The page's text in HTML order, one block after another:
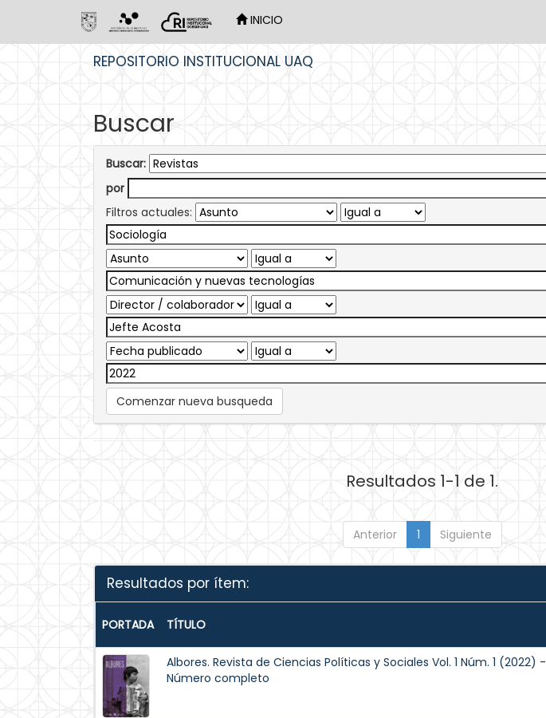
INICIO
REPOSITORIO INSTITUCIONAL UAQ
Buscar
Buscar:
por
Filtros actuales:
Comenzar nueva busqueda
Resultados 1-1 de 1.
Anterior 1 Siguiente
Resultados por ítem:
PORTADA TÍTULO
Albores. Revista de Ciencias Políticas y Sociales Vol. 1 Núm. 1 (2022) -
Número completo